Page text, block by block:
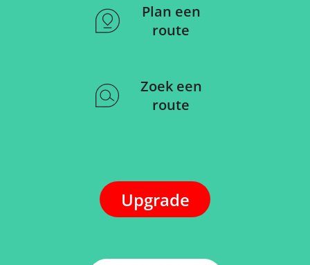
Plan een
route
Zoek een
route
Upgrade